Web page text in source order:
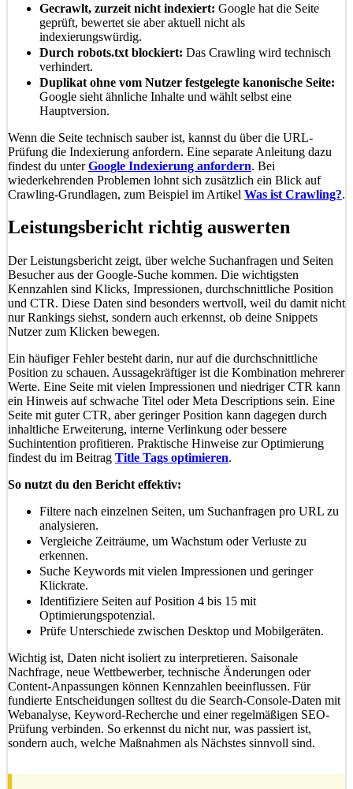
Gecrawlt, zurzeit nicht indexiert: Google hat die Seite
geprüft, bewertet sie aber aktuell nicht als
indexierungswürdig.
Durch robots.txt blockiert: Das Crawling wird technisch
verhindert.
Duplikat ohne vom Nutzer festgelegte kanonische Seite:
Google sieht ähnliche Inhalte und wählt selbst eine
Hauptversion.
Wenn die Seite technisch sauber ist, kannst du über die URL-
Prüfung die Indexierung anfordern. Eine separate Anleitung dazu
findest du unterGoogle Indexierung anfordern. Bei
wiederkehrenden Problemen lohnt sich zusätzlich ein Blick auf
Crawling-Grundlagen, zum Beispiel im Artikel Was ist Crawling?.
Leistungsbericht richtig auswerten
Der Leistungsbericht zeigt, über welche Suchanfragen und Seiten
Besucher aus der Google-Suche kommen. Die wichtigsten
Kennzahlen sind Klicks, Impressionen, durchschnittliche Position
und CTR. Diese Daten sind besonders wertvoll, weil du damit nicht
nur Rankings siehst, sondern auch erkennst, ob deine Snippets
Nutzer zum Klicken bewegen.
Ein häufiger Fehler besteht darin, nur auf die durchschnittliche
Position zu schauen. Aussagekräftiger ist die Kombination mehrerer
Werte. Eine Seite mit vielen Impressionen und niedriger CTR kann
ein Hinweis auf schwache Titel oder Meta Descriptions sein. Eine
Seite mit guter CTR, aber geringer Position kann dagegen durch
inhaltliche Erweiterung, interne Verlinkung oder bessere
Suchintention profitieren. Praktische Hinweise zur Optimierung
findest du im Beitrag Title Tags optimieren.
So nutzt du den Bericht effektiv:
Filtere nach einzelnen Seiten, um Suchanfragen pro URL zu
analysieren.
Vergleiche Zeiträume, um Wachstum oder Verluste zu
erkennen.
Suche Keywords mit vielen Impressionen und geringer
Klickrate.
Identifiziere Seiten auf Position 4 bis 15 mit
Optimierungspotenzial.
Prüfe Unterschiede zwischen Desktop und Mobilgeräten.
Wichtig ist, Daten nicht isoliert zu interpretieren. Saisonale
Nachfrage, neue Wettbewerber, technische Änderungen oder
Content-Anpassungen können Kennzahlen beeinflussen. Für
fundierte Entscheidungen solltest du die Search-Console-Daten mit
Webanalyse, Keyword-Recherche und einer regelmäßigen SEO-
Prüfung verbinden. So erkennst du nicht nur, was passiert ist,
sondern auch, welche Maßnahmen als Nächstes sinnvoll sind.